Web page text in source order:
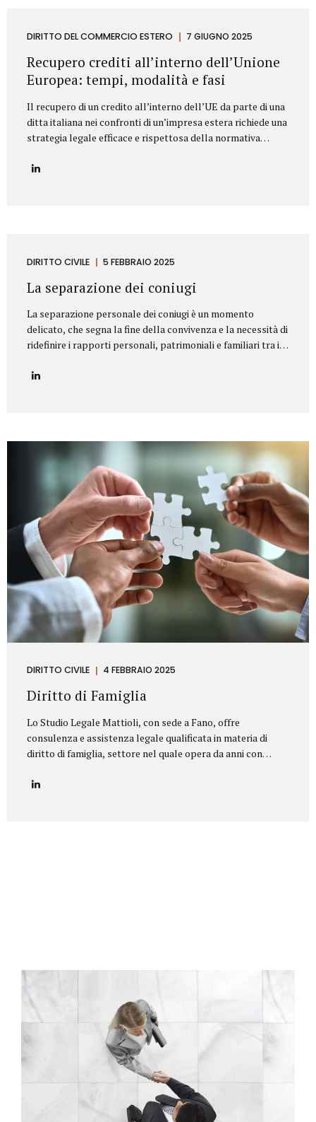
Contract. Oggetto del contratto: chiarezza e dettaglio
preciso e puntuale....
DIRITTO DEL COMMERCIO ESTERO 7 GIUGNO 2025
Recupero crediti all’interno dell’Unione
Europea: tempi, modalità e fasi
Il recupero di un credito all’interno dell’UE da parte di una
ditta italiana nei confronti di un’impresa estera richiede una
strategia legale efficace e rispettosa della normativa
assistenza completa per tutelare i diritti delle imprese
degli interessi maturati e dell’intenzione di agire
spesso risolutiva, mira a evitare...
DIRITTO CIVILE 5 FEBBRAIO 2025
La separazione dei coniugi
La separazione personale dei coniugi è un momento
delicato, che segna la fine della convivenza e la necessità di
ridefinire i rapporti personali, patrimoniali e familiari tra i
assistenza completa e personalizzata in tutte le tipologie
supporto legale e umano per giungere a soluzioni
equilibrate e sostenibili. In particolare, ci occupiamo di:
Consulenza preliminare per comprendere la situazione
familiare e individuare la procedura più adatta...
DIRITTO CIVILE 4 FEBBRAIO 2025
Diritto di Famiglia
Lo Studio Legale Mattioli, con sede a Fano, offre
consulenza e assistenza legale qualificata in materia di
diritto di famiglia, settore nel quale opera da anni con
consolidata, lo Studio affronta con professionalità tutte le